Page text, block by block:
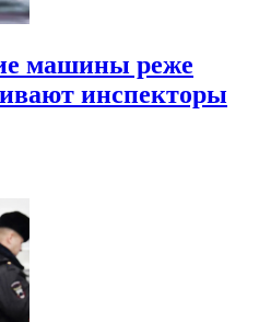
машины реже
инспекторы